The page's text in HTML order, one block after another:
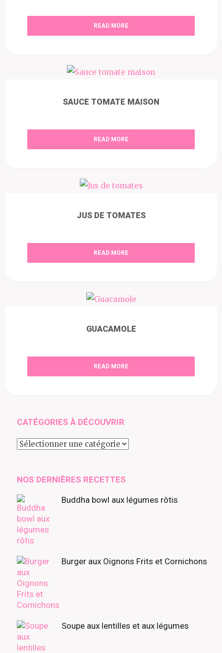
READ MORE
SAUCE TOMATE MAISON
READ MORE
JUS DE TOMATES
READ MORE
GUACAMOLE
READ MORE
CATÉGORIES À DÉCOUVRIR
Catégories
NOS DERNIÈRES RECETTES
Buddha bowl aux légumes rôtis
Burger aux Oignons Frits et Cornichons
Soupe aux lentilles et aux légumes